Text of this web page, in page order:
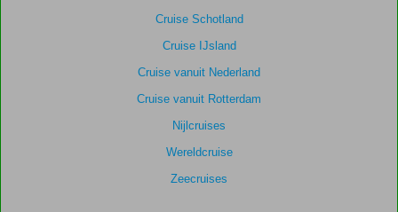
Cruise Schotland
Cruise IJsland
Cruise vanuit Nederland
Cruise vanuit Rotterdam
Nijlcruises
Wereldcruise
Zeecruises